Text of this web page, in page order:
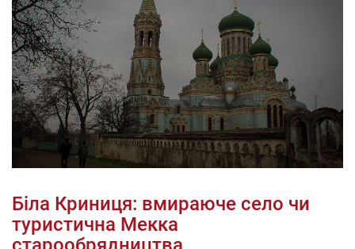
Біла Криниця: вмираюче село чи
туристична Мекка